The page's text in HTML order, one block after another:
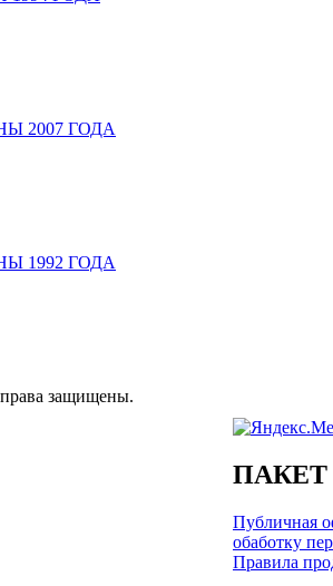
2007 ГОДА
1992 ГОДА
защищены.
Публичная
обаботку
Правила